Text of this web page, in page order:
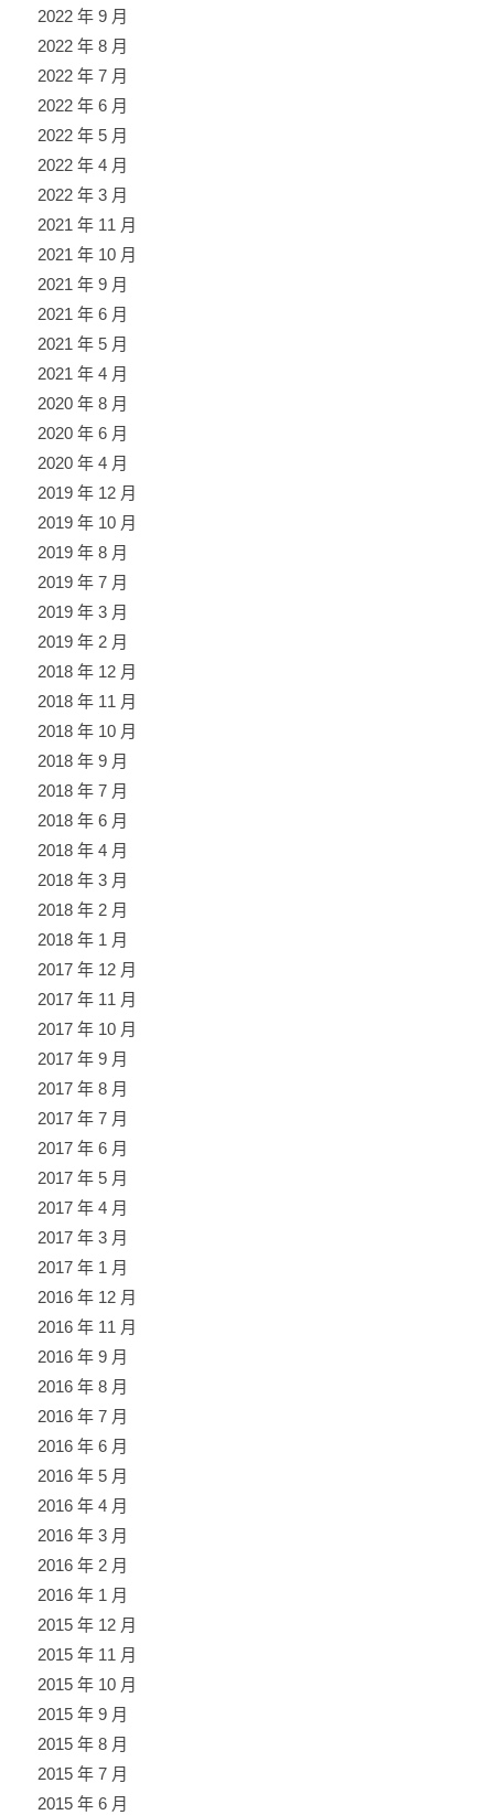
2022 年 9 月
2022 年 8 月
2022 年 7 月
2022 年 6 月
2022 年 5 月
2022 年 4 月
2022 年 3 月
2021 年 11 月
2021 年 10 月
2021 年 9 月
2021 年 6 月
2021 年 5 月
2021 年 4 月
2020 年 8 月
2020 年 6 月
2020 年 4 月
2019 年 12 月
2019 年 10 月
2019 年 8 月
2019 年 7 月
2019 年 3 月
2019 年 2 月
2018 年 12 月
2018 年 11 月
2018 年 10 月
2018 年 9 月
2018 年 7 月
2018 年 6 月
2018 年 4 月
2018 年 3 月
2018 年 2 月
2018 年 1 月
2017 年 12 月
2017 年 11 月
2017 年 10 月
2017 年 9 月
2017 年 8 月
2017 年 7 月
2017 年 6 月
2017 年 5 月
2017 年 4 月
2017 年 3 月
2017 年 1 月
2016 年 12 月
2016 年 11 月
2016 年 9 月
2016 年 8 月
2016 年 7 月
2016 年 6 月
2016 年 5 月
2016 年 4 月
2016 年 3 月
2016 年 2 月
2016 年 1 月
2015 年 12 月
2015 年 11 月
2015 年 10 月
2015 年 9 月
2015 年 8 月
2015 年 7 月
2015 年 6 月